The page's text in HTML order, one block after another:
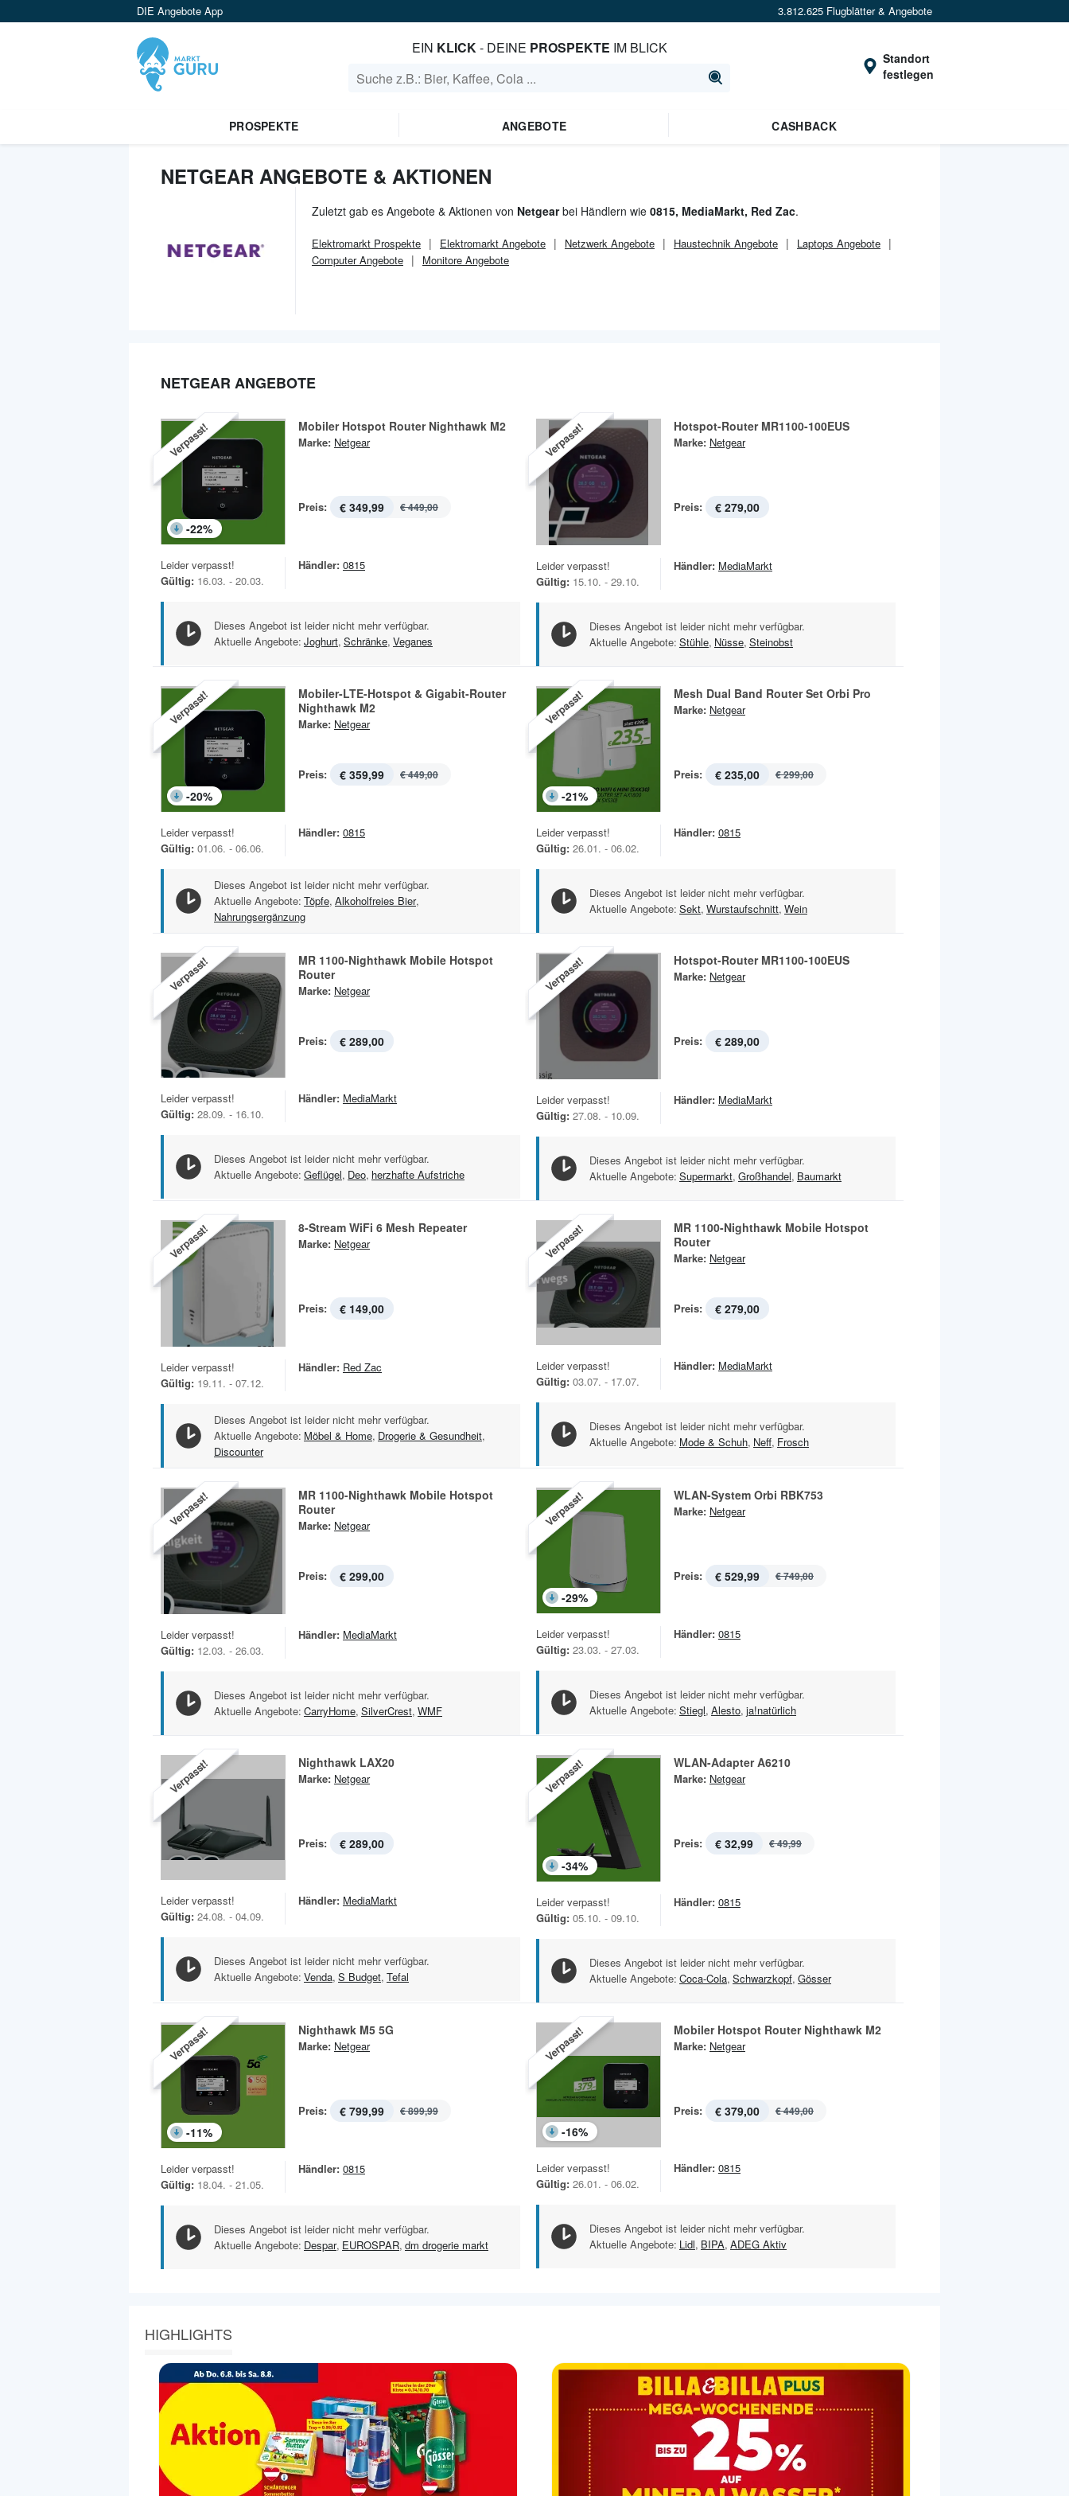
DIE Angebote App 3.812.625 Flugblätter & Angebote
EIN KLICK- DEINE PROSPEKTE IM BLICK
Standort
festlegen
PROSPEKTE ANGEBOTE CASHBACK
NETGEAR ANGEBOTE & AKTIONEN
Zuletzt gab es Angebote & Aktionen von Netgearbei Händlern wie 0815, MediaMarkt, Red Zac.
Elektromarkt Prospekte Elektromarkt Angebote Netzwerk Angebote Haustechnik Angebote
Laptops Angebote
Computer Angebote
Monitore Angebote
NETGEAR ANGEBOTE
Verpasst!
-22%
Mobiler Hotspot Router Nighthawk M2
Marke: Netgear
Preis: € 349,99 € 449,00
Leider verpasst!
Gültig: 16.03. - 20.03.
Händler: 0815
Dieses Angebot ist leider nicht mehr verfügbar.
Aktuelle Angebote: Joghurt, Schränke, Veganes
Verpasst! Hotspot-Router MR1100-100EUS
Marke: Netgear
Preis: € 279,00
Leider verpasst!
Gültig: 15.10. - 29.10.
Händler: MediaMarkt
Dieses Angebot ist leider nicht mehr verfügbar.
Aktuelle Angebote: Stühle, Nüsse, Steinobst
Verpasst!
-20%
Mobiler-LTE-Hotspot & Gigabit-Router
Nighthawk M2
Marke: Netgear
Preis: € 359,99 € 449,00
Leider verpasst!
Gültig: 01.06. - 06.06.
Händler: 0815
Dieses Angebot ist leider nicht mehr verfügbar.
Aktuelle Angebote: Töpfe, Alkoholfreies Bier,
Nahrungsergänzung
Verpasst!
-21%
Mesh Dual Band Router Set Orbi Pro
Marke: Netgear
Preis: € 235,00 € 299,00
Leider verpasst!
Gültig: 26.01. - 06.02.
Händler: 0815
Dieses Angebot ist leider nicht mehr verfügbar.
Aktuelle Angebote: Sekt, Wurstaufschnitt, Wein
Verpasst!
MR 1100-Nighthawk Mobile Hotspot
Router
Marke: Netgear
Preis: € 289,00
Leider verpasst!
Gültig: 28.09. - 16.10.
Händler: MediaMarkt
Dieses Angebot ist leider nicht mehr verfügbar.
Aktuelle Angebote: Geflügel, Deo, herzhafte Aufstriche
Verpasst! Hotspot-Router MR1100-100EUS
Marke: Netgear
Preis: € 289,00
Leider verpasst!
Gültig: 27.08. - 10.09.
Händler: MediaMarkt
Dieses Angebot ist leider nicht mehr verfügbar.
Aktuelle Angebote: Supermarkt, Großhandel, Baumarkt
Verpasst! 8-Stream WiFi 6 Mesh Repeater
Marke: Netgear
Preis: € 149,00
Leider verpasst!
Gültig: 19.11. - 07.12.
Händler: Red Zac
Dieses Angebot ist leider nicht mehr verfügbar.
Aktuelle Angebote: Möbel & Home, Drogerie & Gesundheit,
Discounter
Verpasst!
MR 1100-Nighthawk Mobile Hotspot
Router
Marke: Netgear
Preis: € 279,00
Leider verpasst!
Gültig: 03.07. - 17.07.
Händler: MediaMarkt
Dieses Angebot ist leider nicht mehr verfügbar.
Aktuelle Angebote: Mode & Schuh, Neff, Frosch
Verpasst!
MR 1100-Nighthawk Mobile Hotspot
Router
Marke: Netgear
Preis: € 299,00
Leider verpasst!
Gültig: 12.03. - 26.03.
Händler: MediaMarkt
Dieses Angebot ist leider nicht mehr verfügbar.
Aktuelle Angebote: CarryHome, SilverCrest, WMF
Verpasst!
-29%
WLAN-System Orbi RBK753
Marke: Netgear
Preis: € 529,99 € 749,00
Leider verpasst!
Gültig: 23.03. - 27.03.
Händler: 0815
Dieses Angebot ist leider nicht mehr verfügbar.
Aktuelle Angebote: Stiegl, Alesto, ja!natürlich
Verpasst! Nighthawk LAX20
Marke: Netgear
Preis: € 289,00
Leider verpasst!
Gültig: 24.08. - 04.09.
Händler: MediaMarkt
Dieses Angebot ist leider nicht mehr verfügbar.
Aktuelle Angebote: Venda, S Budget, Tefal
Verpasst!
-34%
WLAN-Adapter A6210
Marke: Netgear
Preis: € 32,99 € 49,99
Leider verpasst!
Gültig: 05.10. - 09.10.
Händler: 0815
Dieses Angebot ist leider nicht mehr verfügbar.
Aktuelle Angebote: Coca-Cola, Schwarzkopf, Gösser
Verpasst!
-11%
Nighthawk M5 5G
Marke: Netgear
Preis: € 799,99 € 899,99
Leider verpasst!
Gültig: 18.04. - 21.05.
Händler: 0815
Dieses Angebot ist leider nicht mehr verfügbar.
Aktuelle Angebote: Despar, EUROSPAR, dm drogerie markt
Verpasst!
-16%
Mobiler Hotspot Router Nighthawk M2
Marke: Netgear
Preis: € 379,00 € 449,00
Leider verpasst!
Gültig: 26.01. - 06.02.
Händler: 0815
Dieses Angebot ist leider nicht mehr verfügbar.
Aktuelle Angebote: Lidl, BIPA, ADEG Aktiv
HIGHLIGHTS